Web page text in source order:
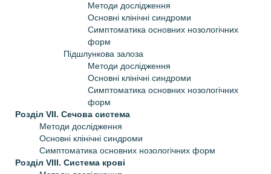
Методи дослідження
Основні клінічні синдроми
Симптоматика основних нозологічних
форм
Підшлункова залоза
Методи дослідження
Основні клінічні синдроми
Симптоматика основних нозологічних
форм
Розділ VII. Сечова система
Методи дослідження
Основні клінічні синдроми
Симптоматика основних нозологічних форм
Розділ VIII. Система крові